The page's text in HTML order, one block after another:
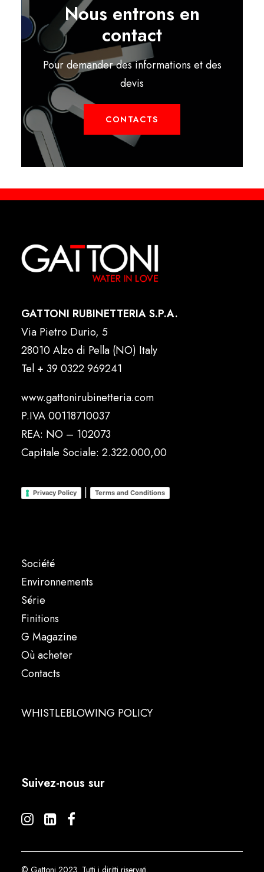
Nous entrons en
contact
Pour demander des informations et des
devis
CONTACTS
GATTONI RUBINETTERIA S.P.A.
Via Pietro Durio, 5
28010 Alzo di Pella (NO) Italy
Tel + 39 0322 969241
www.gattonirubinetteria.com
P.IVA 00118710037
REA: NO – 102073
Capitale Sociale: 2.322.000,00
Privacy Policy | Terms and Conditions
Société
Environnements
Série
Finitions
G Magazine
Où acheter
Contacts
WHISTLEBLOWING POLICY
Suivez-nous sur
© Gattoni 2023. Tutti i diritti riservati.